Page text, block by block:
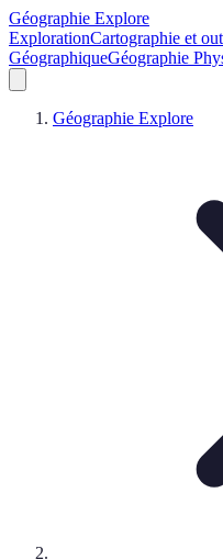
Géographie Explore
ExplorationCartographie et
GéographiqueGéographie
Géographie Explore